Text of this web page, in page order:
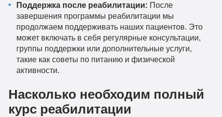
Поддержка после реабилитации: После
завершения программы реабилитации мы
продолжаем поддерживать наших пациентов. Это
может включать в себя регулярные консультации,
группы поддержки или дополнительные услуги,
такие как советы по питанию и физической
активности.
Насколько необходим полный
курс реабилитации